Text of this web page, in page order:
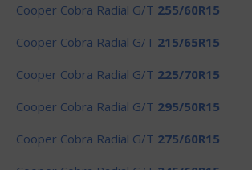
Cooper Cobra Radial G/T 255/60R15
Cooper Cobra Radial G/T 215/65R15
Cooper Cobra Radial G/T 225/70R15
Cooper Cobra Radial G/T 295/50R15
Cooper Cobra Radial G/T 275/60R15